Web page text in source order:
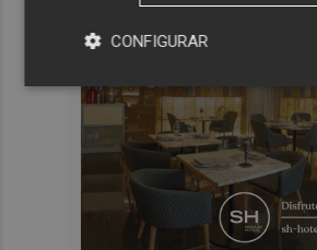
CONFIGURAR